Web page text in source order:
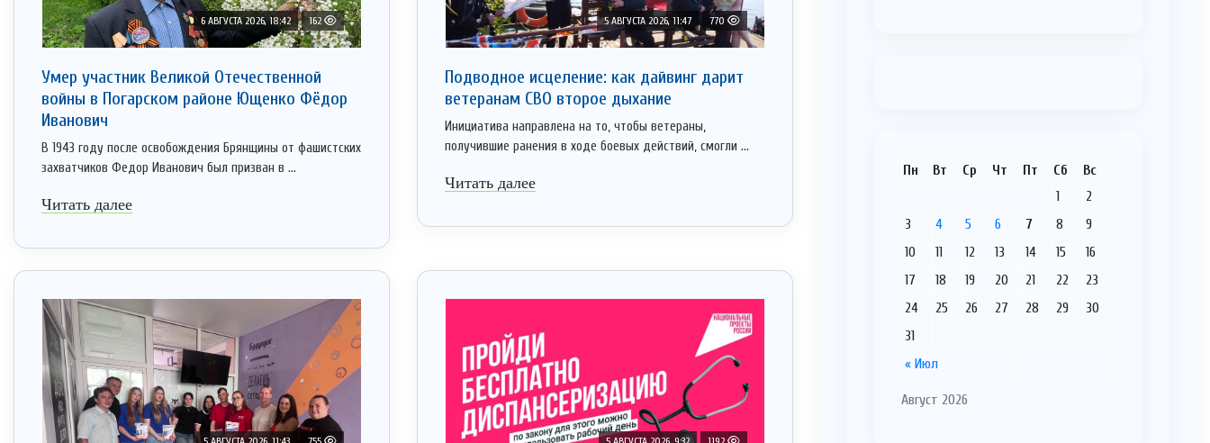
6 АВГУСТА 2026, 18:42 162
Умер участник Великой Отечественной
войны в Погарском районе Ющенко Фёдор
Иванович
В 1943 году после освобождения Брянщины от фашистских
захватчиков Федор Иванович был призван в ...
Читать далее
5 АВГУСТА 2026, 11:47 770
Подводное исцеление: как дайвинг дарит
ветеранам СВО второе дыхание
Инициатива направлена на то, чтобы ветераны,
получившие ранения в ходе боевых действий, смогли ...
Читать далее
Август 2026
Пн Вт Ср Чт Пт Сб Вс
« Июл
1
2
3
4 5 6 7 8
9
10
11 12 13 14 15
16
17
18 19 20 21 22
23
24
25 26 27 28 29
30
31